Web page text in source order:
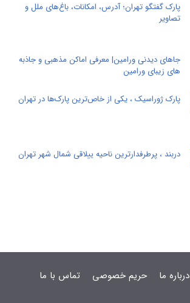
پارک گفتگو تهران؛ آدرس، امکانات، باغ‌های ملل و
تصاویر
جاهای دیدنی ورامین| معرفی اماکن مذهبی و جاذبه
های زیبای ورامین
پارک ژوراسیک ، یکی از خاص‌ترین پارک‌ها در تهران
دربند ، پرطرفدارترین ناحیه ییلاقی شمال شهر تهران
درباره ما حریم خصوصی تماس با ما